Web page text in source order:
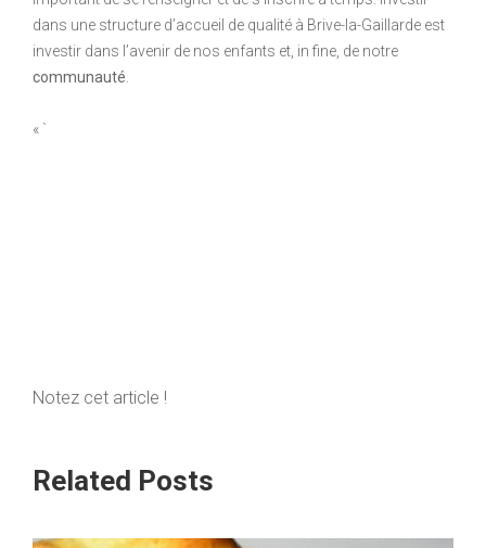
dans une structure d’accueil de qualité à Brive-la-Gaillarde est
investir dans l’avenir de nos enfants et, in fine, de notre
communauté
« `
Notez cet article !
Related Posts